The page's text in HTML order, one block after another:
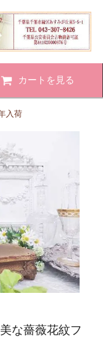
カートを見る
入荷
な薔薇花紋フ